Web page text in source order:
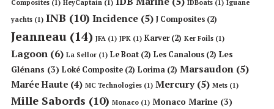
Composites (1) HeyCaptain (1) IDBoats (1) Iguane
yachts (1) INB (10) Incidence (5) J Composites (2)
Jeanneau (14) JFA (1) JPK (1) Karver(2) Ker Foils (1)
Lagoon (6) La Sellor (1) Le Boat (2) Les Canalous (2) Les
Glénans (3) Loké Composite (2) Lorima (2) Marsaudon (5)
Marée Haute (4) MC Technologies (1) Mercury(5) Mets (1)
Mille Sabords (10) Monaco (1) Monaco Marine (3)